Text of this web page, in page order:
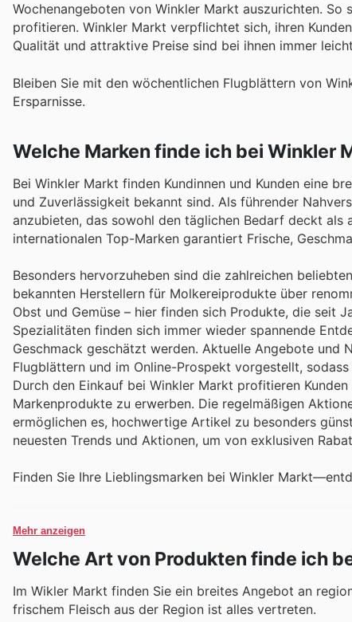
Wochenangeboten von Winkler Markt auszurichten.
profitieren. Winkler Markt verpflichtet sich, ihren
Qualität und attraktive Preise sind bei ihnen immer
Bleiben Sie mit den wöchentlichen Flugblättern von
Ersparnisse.
Welche Marken finde ich bei Winkler
Bei Winkler Markt finden Kundinnen und Kunden eine
und Zuverlässigkeit bekannt sind. Als führender
anzubieten, das sowohl den täglichen Bedarf deckt als
internationalen Top-Marken garantiert Frische,
Besonders hervorzuheben sind die zahlreichen
bekannten Herstellern für Molkereiprodukte über
Obst und Gemüse – hier finden sich Produkte, die seit
Spezialitäten finden sich immer wieder spannende
Geschmack geschätzt werden. Aktuelle Angebote und
Flugblättern und im Online-Prospekt vorgestellt,
Durch den Einkauf bei Winkler Markt profitieren
Markenprodukte zu erwerben. Die regelmäßigen
ermöglichen es, hochwertige Artikel zu besonders
neuesten Trends und Aktionen, um von exklusiven
Finden Sie Ihre Lieblingsmarken bei Winkler
Mehr anzeigen
Welche Art von Produkten finde ich
Im Wikler Markt finden Sie ein breites Angebot an
frischem Fleisch aus der Region ist alles vertreten.